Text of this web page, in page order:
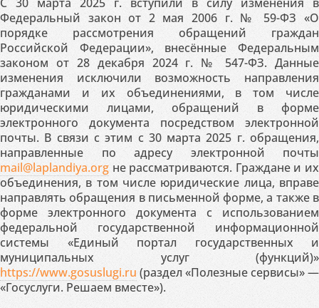
Федеральный закон от 2 мая 2006 г. № 59-ФЗ «О
порядке рассмотрения обращений граждан
Российской Федерации», внесённые Федеральным
законом от 28 декабря 2024 г. № 547-ФЗ. Данные
изменения исключили возможность направления
гражданами и их объединениями, в том числе
юридическими лицами, обращений в форме
электронного документа посредством электронной
почты. В связи с этим с 30 марта 2025 г. обращения,
направленные по адресу электронной почты
mail@laplandiya.org не рассматриваются. Граждане и их
объединения, в том числе юридические лица, вправе
направлять обращения в письменной форме, а также в
форме электронного документа с использованием
федеральной государственной информационной
системы «Единый портал государственных и
муниципальных услуг (функций)»
https://www.gosuslugi.ru (раздел «Полезные сервисы» —
«Госуслуги. Решаем вместе»).